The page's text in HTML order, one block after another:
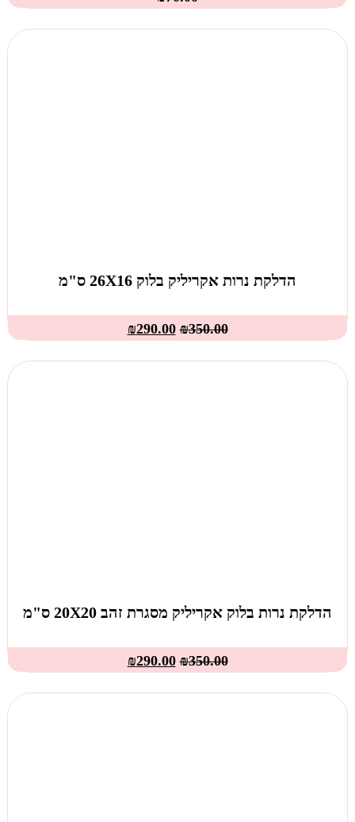
הדלקת נרות אקריליק בלוק 26X16 ס"מ
₪350.00
₪290.00
הדלקת נרות בלוק אקריליק מסגרת זהב 20X20 ס"מ
₪350.00
₪290.00